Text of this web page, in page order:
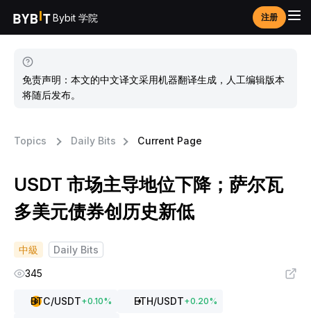
Bybit 学院 注册
免责声明：本文的中文译文采用机器翻译生成，人工编辑版本
将随后发布。
Topics Daily Bits Current Page
USDT 市场主导地位下降；萨尔瓦
多美元债券创历史新低
中級
Daily Bits
345
BTC/USDT+0.10% ETH/USDT+0.20%